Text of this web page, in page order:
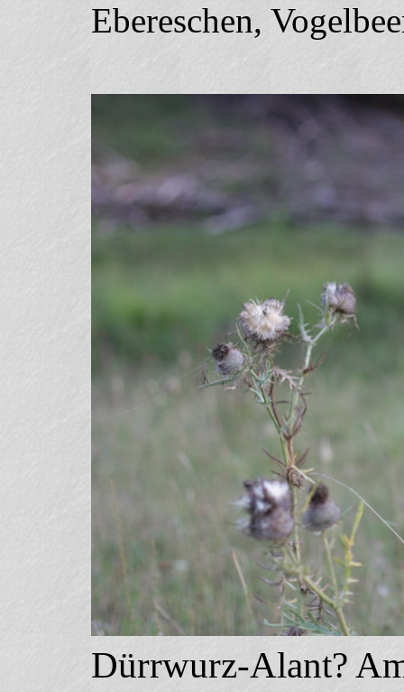
Ebereschen,
Dürrwurz-Alant?